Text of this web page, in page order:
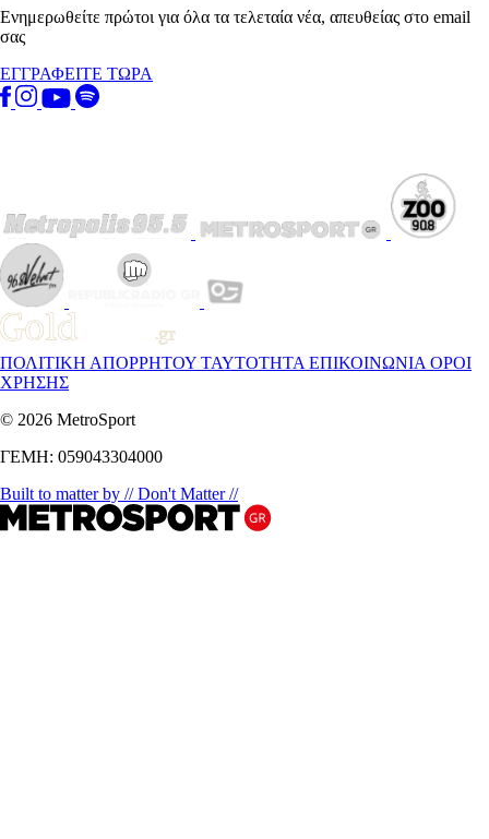
Ενημερωθείτε πρώτοι για όλα τα τελεταία νέα, απευθείας στο email
σας
ΕΓΓΡΑΦΕΙΤΕ ΤΩΡΑ
ΠΟΛΙΤΙΚΗ ΑΠΟΡΡΗΤΟΥ ΤΑΥΤΟΤΗΤΑ ΕΠΙΚΟΙΝΩΝΙΑ ΟΡΟΙ
ΧΡΗΣΗΣ
© 2026 MetroSport
ΓΕΜΗ: 059043304000
Built to matter by // Don't Matter //